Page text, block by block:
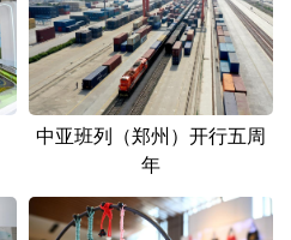
中亚班列（郑州）开行五周
年